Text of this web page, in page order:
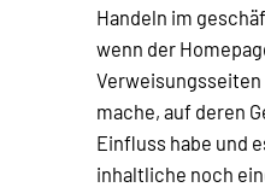
Handeln im
wenn der
Verweisungsseiten
mache, auf deren
Einfluss habe und
inhaltliche noch